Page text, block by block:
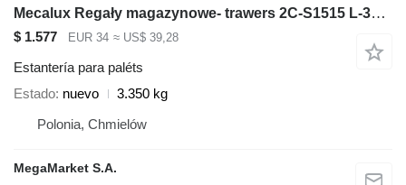
Mecalux Regały magazynowe- trawers 2C-S1515 L-360 cm 15x5 cm nowy
$ 1.577 EUR 34 ≈ US$ 39,28
Estantería para paléts
Estado nuevo
3.350 kg
Polonia, Chmielów
MegaMarket S.A.